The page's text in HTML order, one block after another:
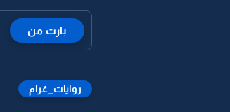
بارت من
روايات_غرام